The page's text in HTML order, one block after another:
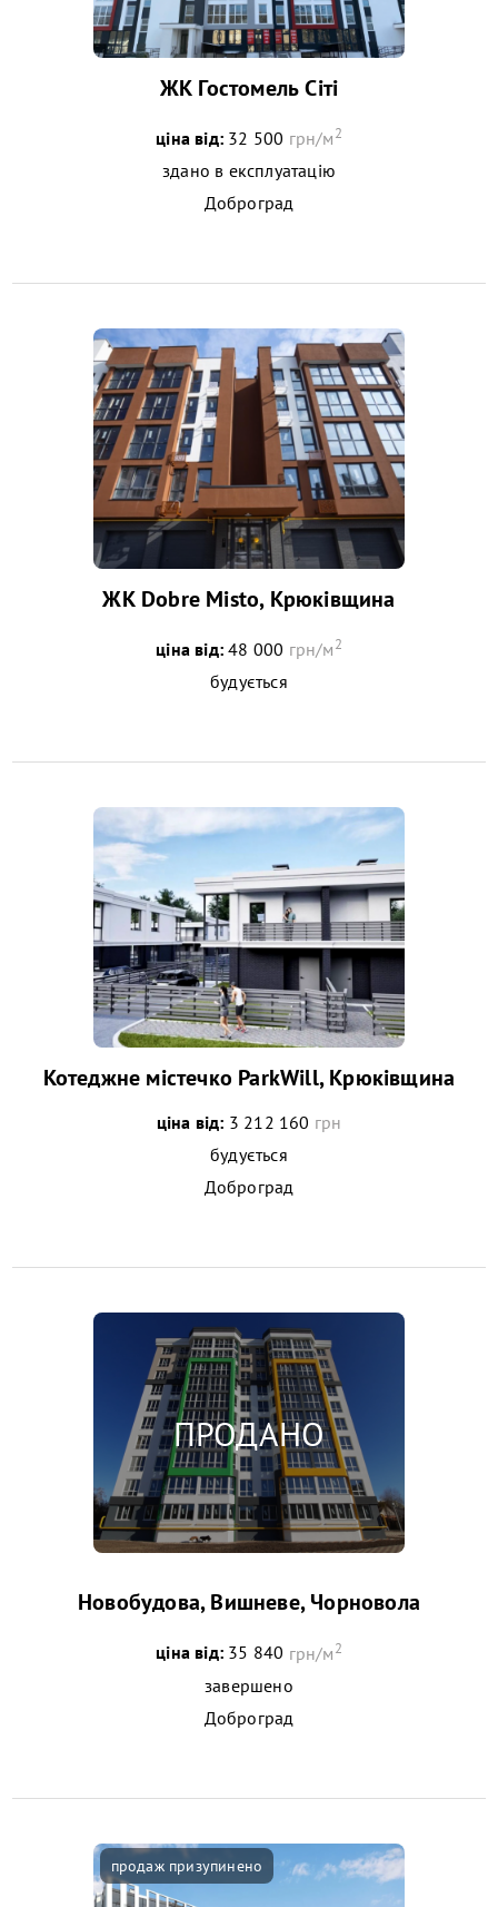
ЖК Гостомель Сіті
ціна від: 32 500 грн/м2
здано в експлуатацію
Доброград
ЖК Dobre Misto, Крюківщина
ціна від: 48 000 грн/м2
будується
Котеджне містечко ParkWill, Крюківщина
ціна від: 3 212 160 грн
будується
Доброград
Новобудова, Вишневе, Чорновола
ціна від: 35 840 грн/м2
завершено
Доброград